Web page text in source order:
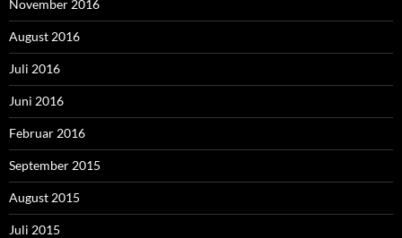
November 2016
August 2016
Juli 2016
Juni 2016
Februar 2016
September 2015
August 2015
Juli 2015